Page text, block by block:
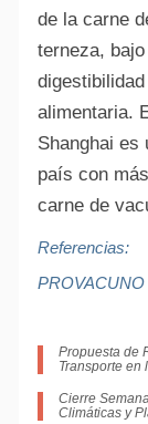
de la carne
terneza,
alimentaria.
Shanghai es
país con
carne de
Referencias:
PROVACUNO
Propuesta de
Transporte en
Cierre
Climáticas y